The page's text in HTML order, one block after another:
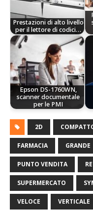
Prestazioni di alto livello
per il lettore di codici…
Epson DS-1760WN,
scanner documentale
per le PMI
2D
FARMACIA GRANDE
PUNTO VENDITA
SUPERMERCATO
VELOCE VERTICALE